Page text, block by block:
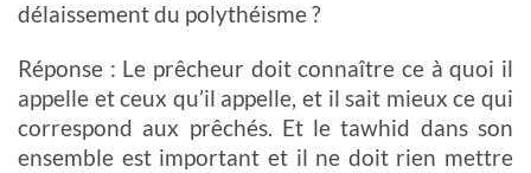
délaissement du polythéisme ?
Réponse : Le prêcheur doit connaître ce à quoi il
appelle et ceux qu’il appelle, et il sait mieux ce qui
correspond aux prêchés. Et le tawhid dans son
ensemble est important et il ne doit rien mettre